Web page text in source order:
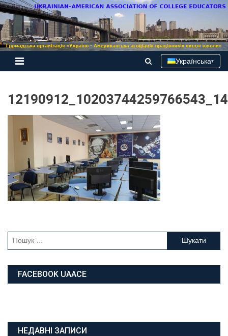
Skip
content
Українська▾
Пошук:
FACEBOOK UAACE
НЕДАВНІ ЗАПИСИ